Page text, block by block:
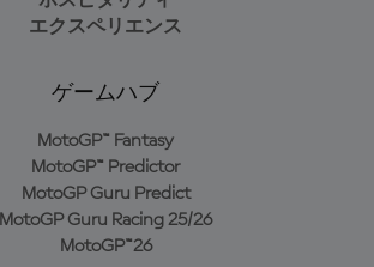
エクスペリエンス
ゲームハブ
MotoGP™ Fantasy
MotoGP™ Predictor
MotoGP Guru Predict
MotoGP Guru Racing 25/26
MotoGP™26